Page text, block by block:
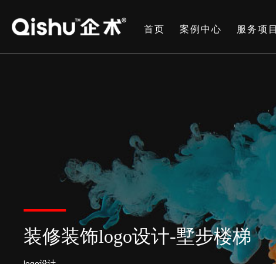
首页 案例中心 服务项目
装修装饰logo设计-墅步楼梯